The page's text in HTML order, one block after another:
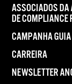
ASSOCIADOS DA
DE
CAMPANHA
CARREIRA
NEWSLETTER